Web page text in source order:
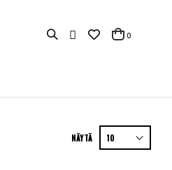
Cart
0tuotteet
NÄYTÄ